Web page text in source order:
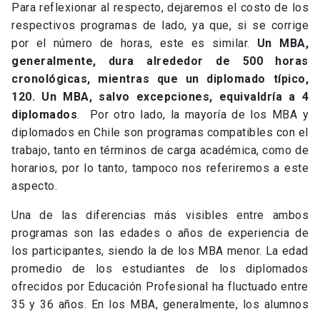
Para reflexionar al respecto, dejaremos el costo de los
respectivos programas de lado, ya que, si se corrige
por el número de horas, este es similar. Un MBA,
generalmente, dura alrededor de 500 horas
cronológicas, mientras que un diplomado típico,
120. Un MBA, salvo excepciones, equivaldría a 4
diplomados. Por otro lado, la mayoría de los MBA y
diplomados en Chile son programas compatibles con el
trabajo, tanto en términos de carga académica, como de
horarios, por lo tanto, tampoco nos referiremos a este
aspecto.
Una de las diferencias más visibles entre ambos
programas son las edades o años de experiencia de
los participantes, siendo la de los MBA menor. La edad
promedio de los estudiantes de los diplomados
ofrecidos por Educación Profesional ha fluctuado entre
35 y 36 años. En los MBA, generalmente, los alumnos